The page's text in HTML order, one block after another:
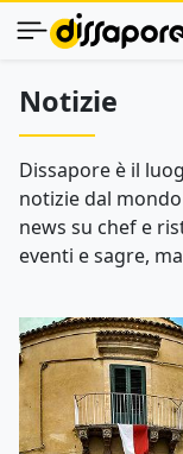
Notizie
Dissapore è il
notizie dal
news su chef e
eventi e sagre,